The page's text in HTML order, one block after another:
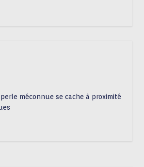
méconnue se cache à proximité